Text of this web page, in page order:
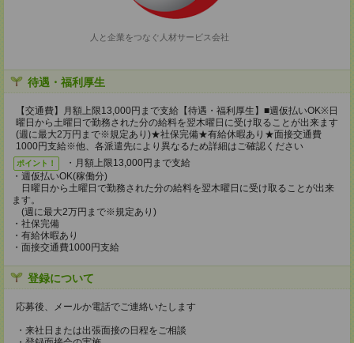
人と企業をつなぐ人材サービス会社
待遇・福利厚生
【交通費】月額上限13,000円まで支給【待遇・福利厚生】■週仮払いOK※日
曜日から土曜日で勤務された分の給料を翌木曜日に受け取ることが出来ます
(週に最大2万円まで※規定あり)★社保完備★有給休暇あり★面接交通費
1000円支給※他、各派遣先により異なるため詳細はご確認ください
ポイント！
・月額上限13,000円まで支給
・週仮払いOK(稼働分)
日曜日から土曜日で勤務された分の給料を翌木曜日に受け取ることが出来
ます。
(週に最大2万円まで※規定あり)
・社保完備
・有給休暇あり
・面接交通費1000円支給
登録について
応募後、メールか電話でご連絡いたします
・来社日または出張面接の日程をご相談